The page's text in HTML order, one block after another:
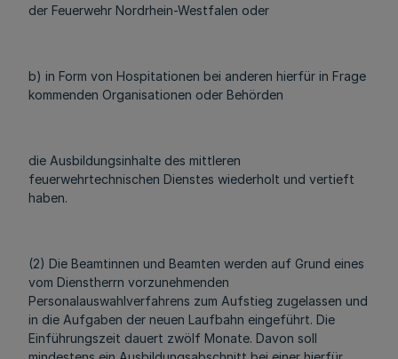
der Feuerwehr Nordrhein-Westfalen oder
b) in Form von Hospitationen bei anderen hierfür in Frage
kommenden Organisationen oder Behörden
die Ausbildungsinhalte des mittleren
feuerwehrtechnischen Dienstes wiederholt und vertieft
haben.
(2) Die Beamtinnen und Beamten werden auf Grund eines
vom Dienstherrn vorzunehmenden
Personalauswahlverfahrens zum Aufstieg zugelassen und
in die Aufgaben der neuen Laufbahn eingeführt. Die
Einführungszeit dauert zwölf Monate. Davon soll